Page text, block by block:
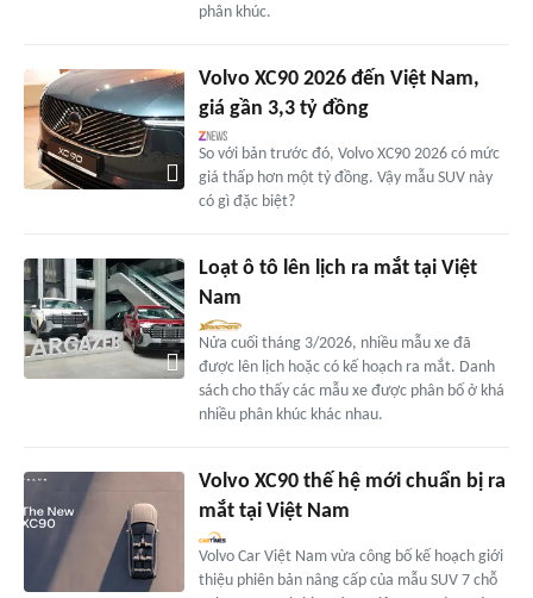
phân khúc.
Volvo XC90 2026 đến Việt Nam,
giá gần 3,3 tỷ đồng
So với bản trước đó, Volvo XC90 2026 có mức
giá thấp hơn một tỷ đồng. Vậy mẫu SUV này
có gì đặc biệt?
Loạt ô tô lên lịch ra mắt tại Việt
Nam
Nửa cuối tháng 3/2026, nhiều mẫu xe đã
được lên lịch hoặc có kế hoạch ra mắt. Danh
sách cho thấy các mẫu xe được phân bố ở khá
nhiều phân khúc khác nhau.
Volvo XC90 thế hệ mới chuẩn bị ra
mắt tại Việt Nam
Volvo Car Việt Nam vừa công bố kế hoạch giới
thiệu phiên bản nâng cấp của mẫu SUV 7 chỗ